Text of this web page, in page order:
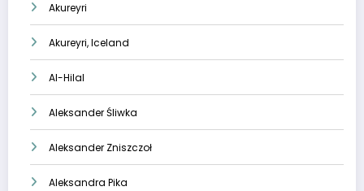
Akureyri
Akureyri, Iceland
Al-Hilal
Aleksander Śliwka
Aleksander Zniszczoł
Aleksandra Pika